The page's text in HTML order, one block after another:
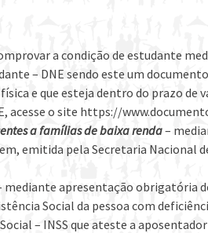
a condição de estudante
– DNE sendo este um
e que esteja dentro do prazo de
acesse o site https://
a famílias de baixa renda–
emitida pela Secretaria Nacional
mediante apresentação obrigatória
Social da pessoa com
– INSS que ateste a